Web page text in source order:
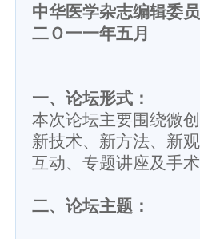
中华医学杂志编
二Ｏ一一年五
一、论坛形式：
本次论坛主要围绕微
新技术、新方法、新
互动、专题讲座及手
二、论坛主题：